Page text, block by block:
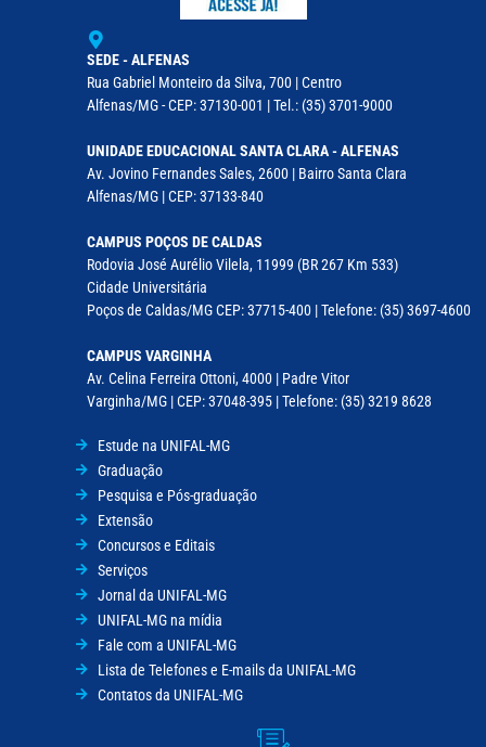
SEDE - ALFENAS
Rua Gabriel Monteiro da Silva, 700 | Centro
Alfenas/MG - CEP: 37130-001 | Tel.: (35) 3701-9000
UNIDADE EDUCACIONAL SANTA CLARA - ALFENAS
Av. Jovino Fernandes Sales, 2600 | Bairro Santa Clara
Alfenas/MG | CEP: 37133-840
CAMPUS POÇOS DE CALDAS
Rodovia José Aurélio Vilela, 11999 (BR 267 Km 533)
Cidade Universitária
Poços de Caldas/MG CEP: 37715-400 | Telefone: (35) 3697-4600
CAMPUS VARGINHA
Av. Celina Ferreira Ottoni, 4000 | Padre Vitor
Varginha/MG | CEP: 37048-395 | Telefone: (35) 3219 8628
Estude na UNIFAL-MG
Graduação
Pesquisa e Pós-graduação
Extensão
Concursos e Editais
Serviços
Jornal da UNIFAL-MG
UNIFAL-MG na mídia
Fale com a UNIFAL-MG
Lista de Telefones e E-mails da UNIFAL-MG
Contatos da UNIFAL-MG